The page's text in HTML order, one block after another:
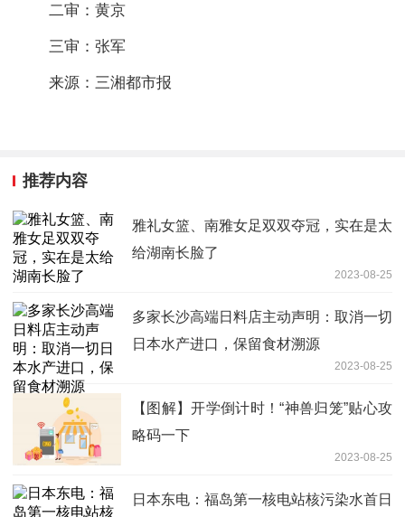
二审：黄京
三审：张军
来源：三湘都市报
推荐内容
雅礼女篮、南雅女足双双夺冠，实在是太
给湖南长脸了
2023-08-25
多家长沙高端日料店主动声明：取消一切
日本水产进口，保留食材溯源
2023-08-25
【图解】开学倒计时！“神兽归笼”贴心攻
略码一下
2023-08-25
日本东电：福岛第一核电站核污染水首日